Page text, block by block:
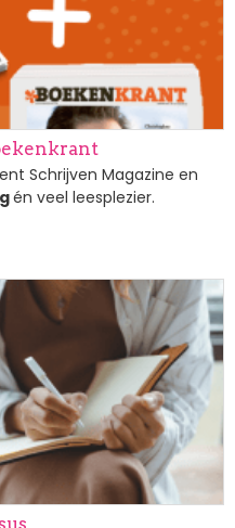
Schrijven Magazine en
én veel leesplezier.